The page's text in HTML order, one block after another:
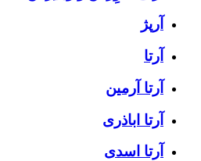
آرپژ
آرتا
آرتا آرمین
آرتا اباذری
آرتا اسدی